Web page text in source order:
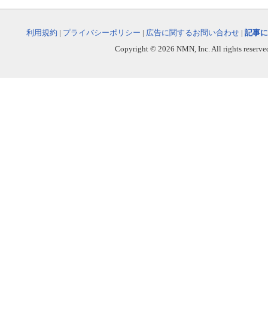
利用規約 | プライバシーポリシー | 広告に関するお問い合わせ | 記事
Copyright © 2026 NMN, Inc. All rights